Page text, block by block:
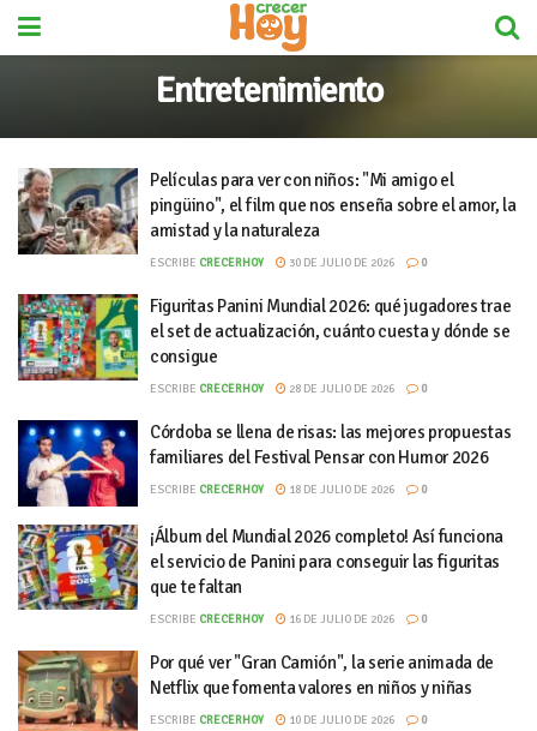
Entretenimiento
Películas para ver con niños: "Mi amigo el
pingüino", el film que nos enseña sobre el amor, la
amistad y la naturaleza
ESCRIBE CRECERHOY 30 DE JULIO DE 2026 0
Figuritas Panini Mundial 2026: qué jugadores trae
el set de actualización, cuánto cuesta y dónde se
consigue
ESCRIBE CRECERHOY 28 DE JULIO DE 2026 0
Córdoba se llena de risas: las mejores propuestas
familiares del Festival Pensar con Humor 2026
ESCRIBE CRECERHOY 18 DE JULIO DE 2026 0
¡Álbum del Mundial 2026 completo! Así funciona
el servicio de Panini para conseguir las figuritas
que te faltan
ESCRIBE CRECERHOY 16 DE JULIO DE 2026 0
Por qué ver "Gran Camión", la serie animada de
Netflix que fomenta valores en niños y niñas
ESCRIBE CRECERHOY 10 DE JULIO DE 2026 0